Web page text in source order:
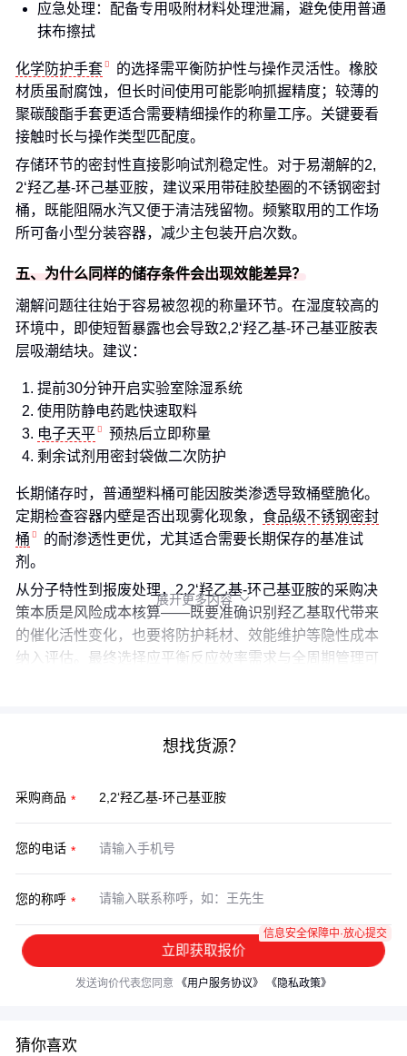
应急处理：配备专用吸附材料处理泄漏，避免使用普通
抹布擦拭
化学防护手套
的选择需平衡防护性与操作灵活性。橡胶
材质虽耐腐蚀，但长时间使用可能影响抓握精度；较薄的
聚碳酸酯手套更适合需要精细操作的称量工序。关键要看
接触时长与操作类型匹配度。
存储环节的密封性直接影响试剂稳定性。对于易潮解的2,
2‘羟乙基-环己基亚胺，建议采用带硅胶垫圈的不锈钢密封
桶，既能阻隔水汽又便于清洁残留物。频繁取用的工作场
所可备小型分装容器，减少主包装开启次数。
五、为什么同样的储存条件会出现效能差异？
潮解问题往往始于容易被忽视的称量环节。在湿度较高的
环境中，即使短暂暴露也会导致2,2‘羟乙基-环己基亚胺表
层吸潮结块。建议：
提前30分钟开启实验室除湿系统
使用防静电药匙快速取料
电子天平
预热后立即称量
剩余试剂用密封袋做二次防护
长期储存时，普通塑料桶可能因胺类渗透导致桶壁脆化。
定期检查容器内壁是否出现雾化现象， 食品级不锈钢密封
桶
的耐渗透性更优，尤其适合需要长期保存的基准试
剂。
从分子特性到报废处理，2,2‘羟乙基-环己基亚胺的采购决
策本质是风险成本核算——既要准确识别羟乙基取代带来
的催化活性变化，也要将防护耗材、效能维护等隐性成本
纳入评估。最终选择应平衡反应效率需求与全周期管理可
展开更多内容 
想找货源？
采购商品
您的电话
您的称呼
立即获取报价
信息安全保障中·放心提交
发送询价代表您同意 《用户服务协议》 《隐私政策》
猜你喜欢